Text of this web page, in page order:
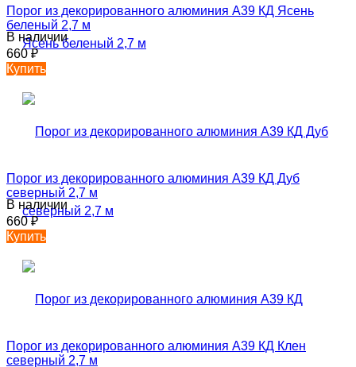
Порог из декорированного алюминия А39 КД Ясень
беленый 2,7 м
В наличии
660₽
Купить
Порог из декорированного алюминия А39 КД Дуб
северный 2,7 м
В наличии
660₽
Купить
Порог из декорированного алюминия А39 КД Клен
северный 2,7 м